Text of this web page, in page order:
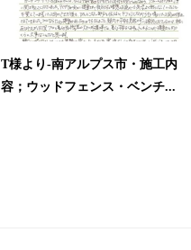
T様より-南アルプス市・施工内
容；ウッドフェンス・ベンチ...